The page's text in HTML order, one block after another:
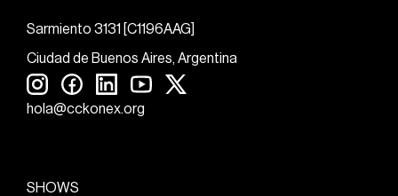
Sarmiento 3131 [C1196AAG]
Ciudad de Buenos Aires, Argentina
hola@cckonex.org
SHOWS